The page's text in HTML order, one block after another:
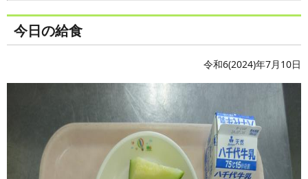
今日の給食
令和6(2024)年7月10日